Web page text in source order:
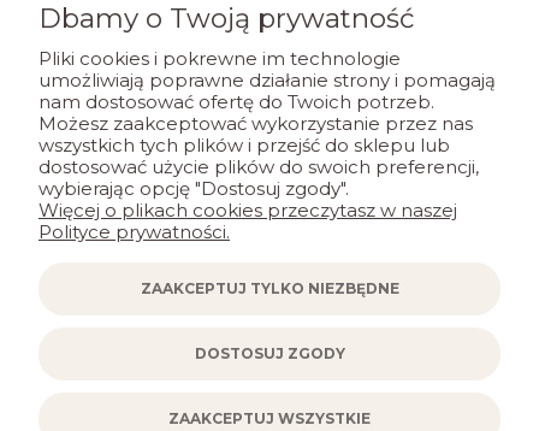
POMOC
MOJE KONTO
PŁATNOŚCI I DOSTAWA
INFORMACJE
Dbamy o Twoją prywatność
Pliki cookies i pokrewne im technologie
umożliwiają poprawne działanie strony i pomagają
nam dostosować ofertę do Twoich potrzeb.
Możesz zaakceptować wykorzystanie przez nas
wszystkich tych plików i przejść do sklepu lub
dostosować użycie plików do swoich preferencji,
wybierając opcję "Dostosuj zgody".
Więcej o plikach cookies przeczytasz w naszej
Polityce prywatności.
ZAAKCEPTUJ TYLKO NIEZBĘDNE
DOSTOSUJ ZGODY
ZAAKCEPTUJ WSZYSTKIE